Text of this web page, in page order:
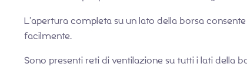
L’apertura completa su un lato della borsa
facilmente.
Sono presenti reti di ventilazione su tutti i lati della